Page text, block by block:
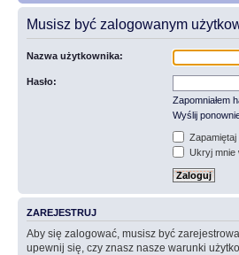
Musisz być zalogowanym
Nazwa użytkownika:
Hasło:
Zapomniałem
Wyślij
Zapamiętaj
Ukryj mnie
ZAREJESTRUJ
Aby się zalogować, musisz być
upewnij się, czy znasz nasze warunki